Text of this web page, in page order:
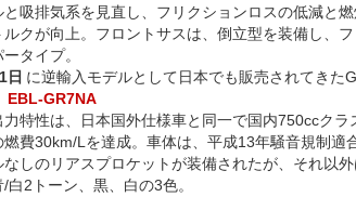
と吸排気系を見直し、フリクションロスの低減と
ルクが向上。フロントサスは、倒立型を装備し、
タイプ。
日 に逆輸入モデルとして日本でも販売されてきた
EBL-GR7NA
力特性は、日本国外仕様車と同一で国内750ccク
燃費30km/Lを達成。車体は、平成13年騒音規制適
しのリアスプロケットが装備されたが、それ以
白2トーン、黒、白の3色。